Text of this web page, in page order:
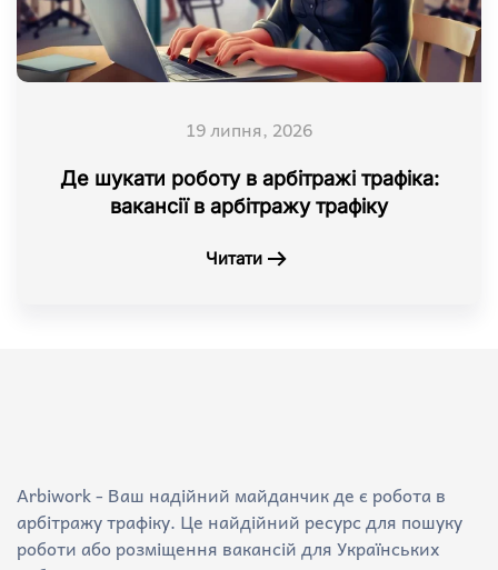
19 липня, 2026
Де шукати роботу в арбітражі трафіка:
вакансії в арбітражу трафіку
Читати
Arbiwork - Ваш надійний майданчик де є робота в
арбітражу трафіку. Це найдійний ресурс для пошуку
роботи або розміщення вакансій для Українських